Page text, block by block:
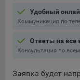
пользователей с
контента. Данные
выборе
выбранном
Удобный
Коммуникация по
Ответы на все
Консультация по
Заявка будет